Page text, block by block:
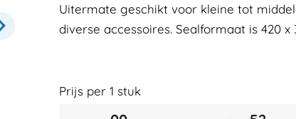
Uitermate geschikt voor kleine tot
diverse accessoires. Sealformaat is 420 x
Prijs per 1 stuk